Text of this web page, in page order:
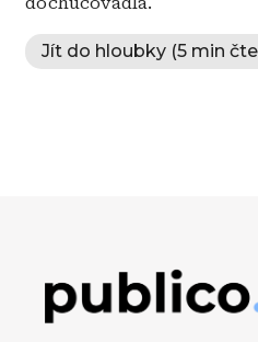
Jít do hloubky (5 min